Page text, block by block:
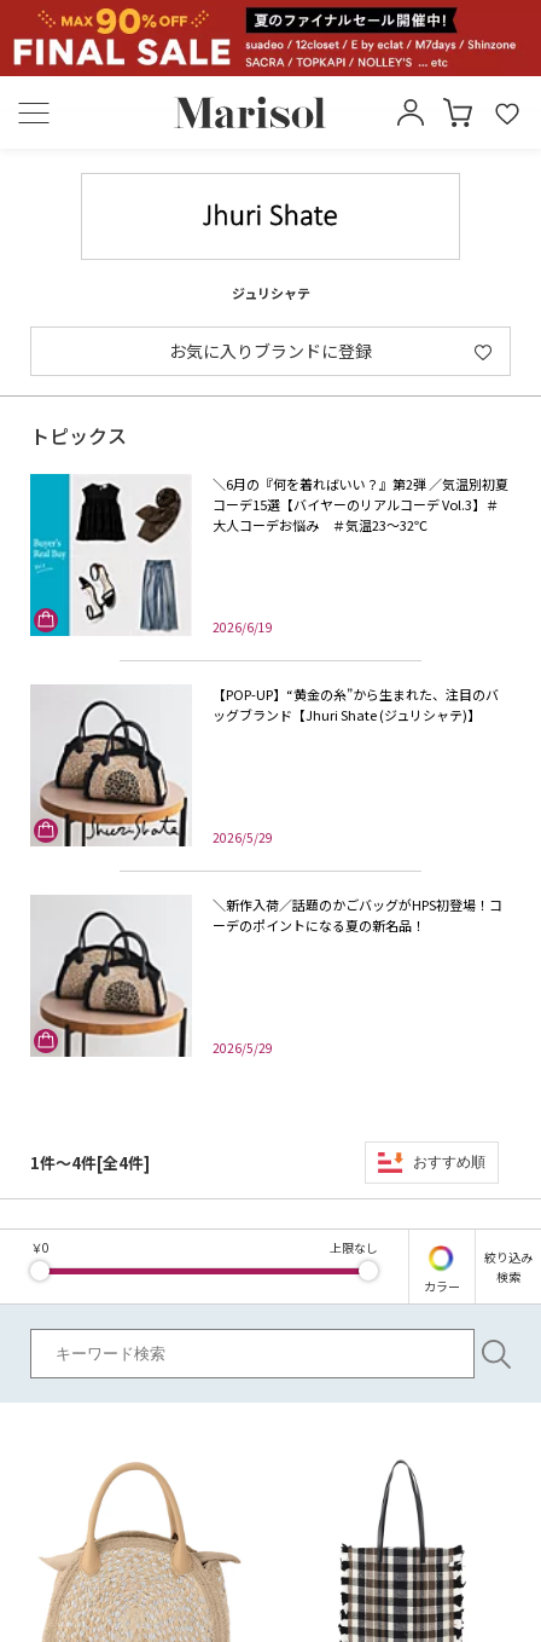
ジュリシャテ
お気に入りブランドに登録
トピックス
2026/6/19
＼6月の『何を着ればいい？』第2弾 ／気温別初夏
コーデ15選【バイヤーのリアルコーデ Vol.3】＃
大人コーデお悩み ＃気温23～32℃
2026/5/29
【POP-UP】“黄金の糸”から生まれた、注目のバ
ッグブランド【Jhuri Shate (ジュリシャテ)】
2026/5/29
＼新作入荷／話題のかごバッグがHPS初登場！コ
ーデのポイントになる夏の新名品！
1件～4件[全4件] おすすめ順
￥0 上限なし
カラー
絞り込み
検索